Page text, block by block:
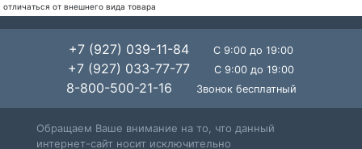
отличаться от внешнего вида товара
+7 (927) 039-11-84 С 9:00 до 19:00
+7 (927) 033-77-77 С 9:00 до 19:00
8-800-500-21-16 Звонок бесплатный
Обращаем Ваше внимание на то, что данный
интернет-сайт носит исключительно